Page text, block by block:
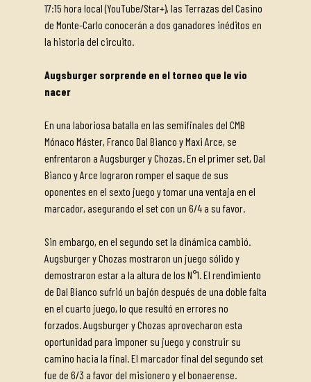
17:15 hora local (YouTube/Star+), las Terrazas del Casino
de Monte-Carlo conocerán a dos ganadores inéditos en
la historia del circuito.
Augsburger sorprende en el torneo que le vio
nacer
En una laboriosa batalla en las semifinales del CMB
Mónaco Máster, Franco Dal Bianco y Maxi Arce, se
enfrentaron a Augsburger y Chozas. En el primer set, Dal
Bianco y Arce lograron romper el saque de sus
oponentes en el sexto juego y tomar una ventaja en el
marcador, asegurando el set con un 6/4 a su favor.
Sin embargo, en el segundo set la dinámica cambió.
Augsburger y Chozas mostraron un juego sólido y
demostraron estar a la altura de los N°1. El rendimiento
de Dal Bianco sufrió un bajón después de una doble falta
en el cuarto juego, lo que resultó en errores no
forzados. Augsburger y Chozas aprovecharon esta
oportunidad para imponer su juego y construir su
camino hacia la final. El marcador final del segundo set
fue de 6/3 a favor del misionero y el bonaerense.